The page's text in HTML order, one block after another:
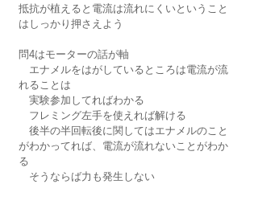
抵抗が植えると電流は流れにくいということ
はしっかり押さえよう
問4はモーターの話が軸
エナメルをはがしているところは電流が流
れることは
実験参加してればわかる
フレミング左手を使えれば解ける
後半の半回転後に関してはエナメルのこと
がわかってれば、電流が流れないことがわか
る
そうならば力も発生しない